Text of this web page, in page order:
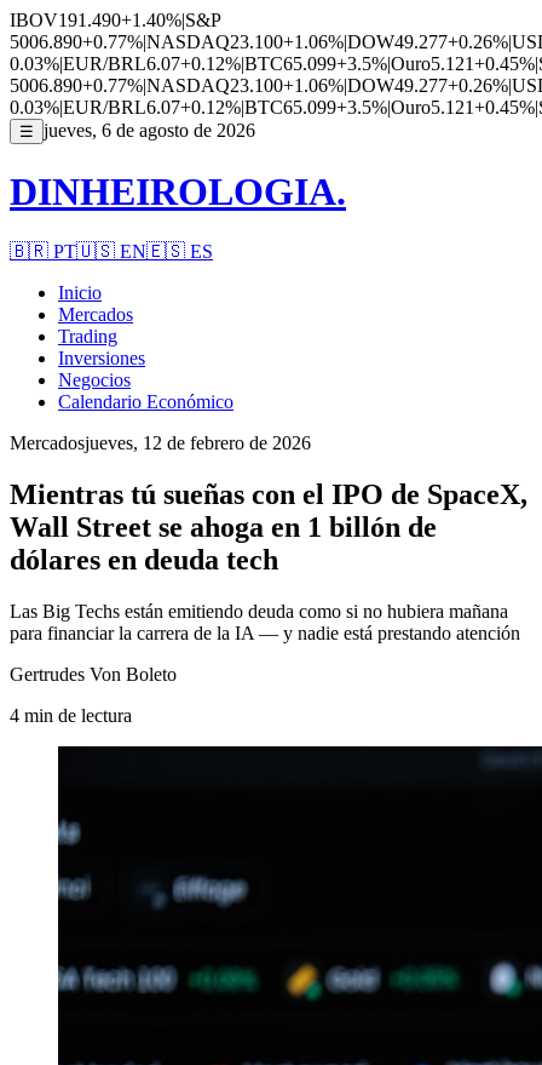
IBOV191.490+1.40%|S&P
5006.890+0.77%|NASDAQ23.100+1.06%|DOW49.277+0.26%|
0.03%|EUR/BRL6.07+0.12%|BTC65.099+3.5%|Ouro5.121+0.45%|
5006.890+0.77%|NASDAQ23.100+1.06%|DOW49.277+0.26%|
0.03%|EUR/BRL6.07+0.12%|BTC65.099+3.5%|Ouro5.121+0.45%|
☰ jueves, 6 de agosto de 2026
DINHEIROLOGIA.
🇧🇷 PT🇺🇸 EN🇪🇸 ES
Inicio
Mercados
Trading
Inversiones
Negocios
Calendario Económico
Mercadosjueves, 12 de febrero de 2026
Mientras tú sueñas con el IPO de SpaceX,
Wall Street se ahoga en 1 billón de
dólares en deuda tech
Las Big Techs están emitiendo deuda como si no hubiera mañana
para financiar la carrera de la IA — y nadie está prestando atención
Gertrudes Von Boleto
4 min de lectura